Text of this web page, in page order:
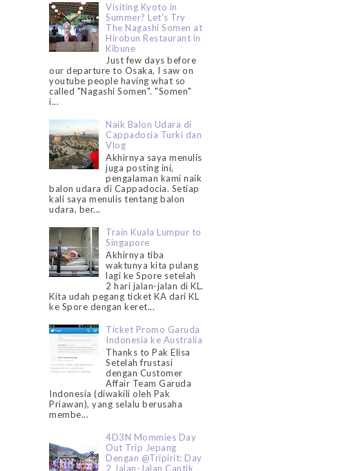
Visiting Kyoto in
Summer? Let's Try
The Nagashi Somen at
Hirobun Restaurant in
Kibune
Just few days before
our departure to Osaka, I saw on
youtube people having what so
called "Nagashi Somen". "Somen"
i...
Naik Balon Udara di
Cappadocia Turki dan
Vlog
Akhirnya saya menulis
juga posting ini,
pengalaman kami naik
balon udara di Cappadocia. Setiap
kali saya menulis tentang balon
udara, ber...
Train Kuala Lumpur to
Singapore
Akhirnya tiba
waktunya kita pulang
lagi ke Spore setelah
2 hari jalan-jalan di KL.
Kita udah pegang ticket KA dari KL
ke Spore dengan keret...
Ticket Promo Garuda
Indonesia ke Australia
Thanks to Pak Elisa
Setelah frustasi
dengan Customer
Affair Team Garuda
Indonesia (diwakili oleh Pak
Priawan), yang selalu berusaha
membe...
4D3N Mommies Day
Out Trip Jepang
Dengan @Tripirit: Day
2 Jalan-Jalan Cantik